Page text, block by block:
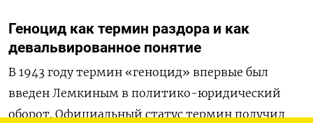
Геноцид как термин раздора и как
девальвированное понятие
В 1943 году термин «геноцид» впервые был
введен Лемкиным в политико-юридический
оборот. Официальный статус термин получил